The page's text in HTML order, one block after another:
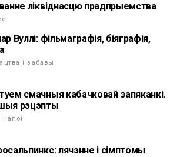
ліквіднасцю прадпрыемства
Вуллі: фільмаграфія, біяграфія,
і забавы
смачныя кабачковай запяканкі.
рэцэпты
напоі
лячэнне і сімптомы